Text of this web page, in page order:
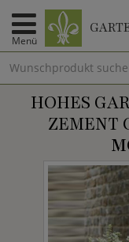
Menü
HOHES
EMENT